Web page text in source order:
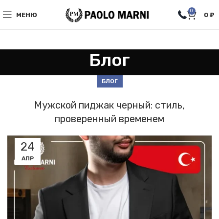
МЕНЮ
0
0 ₽
Блог
БЛОГ
Мужской пиджак черный: стиль,
проверенный временем
24
АПР